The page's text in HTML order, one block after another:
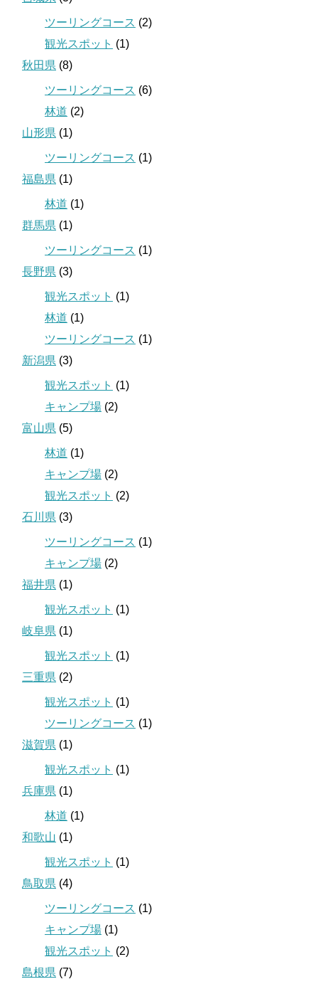
ツーリングコース (2)
観光スポット (1)
秋田県 (8)
ツーリングコース (6)
林道 (2)
山形県 (1)
ツーリングコース (1)
福島県 (1)
林道 (1)
群馬県 (1)
ツーリングコース (1)
長野県 (3)
観光スポット (1)
林道 (1)
ツーリングコース (1)
新潟県 (3)
観光スポット (1)
キャンプ場 (2)
富山県 (5)
林道 (1)
キャンプ場 (2)
観光スポット (2)
石川県 (3)
ツーリングコース (1)
キャンプ場 (2)
福井県 (1)
観光スポット (1)
岐阜県 (1)
観光スポット (1)
三重県 (2)
観光スポット (1)
ツーリングコース (1)
滋賀県 (1)
観光スポット (1)
兵庫県 (1)
林道 (1)
和歌山 (1)
観光スポット (1)
鳥取県 (4)
ツーリングコース (1)
キャンプ場 (1)
観光スポット (2)
島根県 (7)